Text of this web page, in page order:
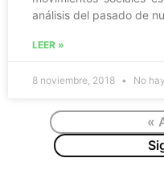
análisis del pasado de
LEER »
8 noviembre, 2018 No
«